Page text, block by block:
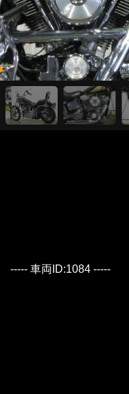
----- 車両ID:1084 -----